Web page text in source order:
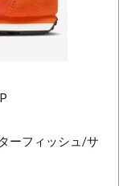
ーフィッシュ/サ